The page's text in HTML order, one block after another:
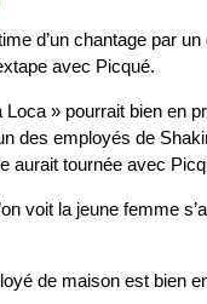
d’un chantage par
avec Picqué.
» pourrait bien en
des employés de
aurait tournée avec
voit la jeune femme
de maison est bien